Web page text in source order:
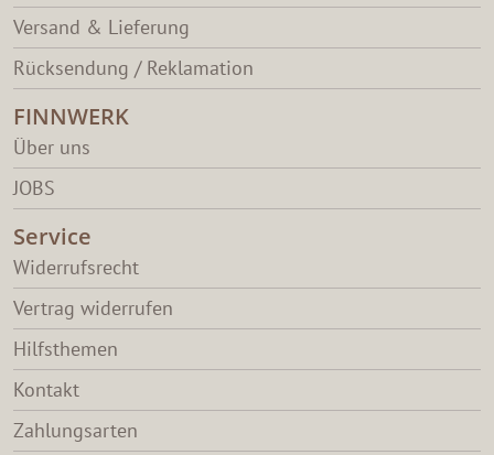
Versand & Lieferung
Rücksendung / Reklamation
FINNWERK
Über uns
JOBS
Service
Widerrufsrecht
Vertrag widerrufen
Hilfsthemen
Kontakt
Zahlungsarten